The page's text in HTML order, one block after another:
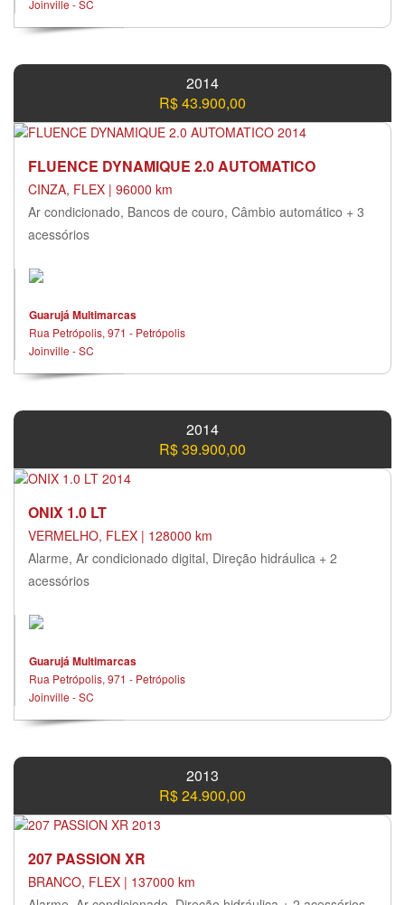
Joinville - SC
2014
R$ 43.900,00
FLUENCE DYNAMIQUE 2.0 AUTOMATICO
CINZA, FLEX | 96000 km
Ar condicionado, Bancos de couro, Câmbio automático + 3
acessórios
Guarujá Multimarcas
Rua Petrópolis, 971 - Petrópolis
Joinville - SC
2014
R$ 39.900,00
ONIX 1.0 LT
VERMELHO, FLEX | 128000 km
Alarme, Ar condicionado digital, Direção hidráulica + 2
acessórios
Guarujá Multimarcas
Rua Petrópolis, 971 - Petrópolis
Joinville - SC
2013
R$ 24.900,00
207 PASSION XR
BRANCO, FLEX | 137000 km